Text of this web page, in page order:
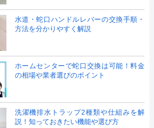
水道・蛇口ハンドルレバーの交換手順・
方法を分かりやすく解説
ホームセンターで蛇口交換は可能！料金
の相場や業者選びのポイント
洗濯機排水トラップ2種類や仕組みを解
説！知っておきたい機能や選び方